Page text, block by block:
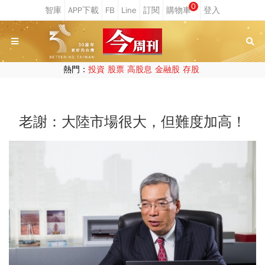
0
熱門： 投資 股票 高股息 金融股 存股
老謝：大陸市場很大，但難度加高！